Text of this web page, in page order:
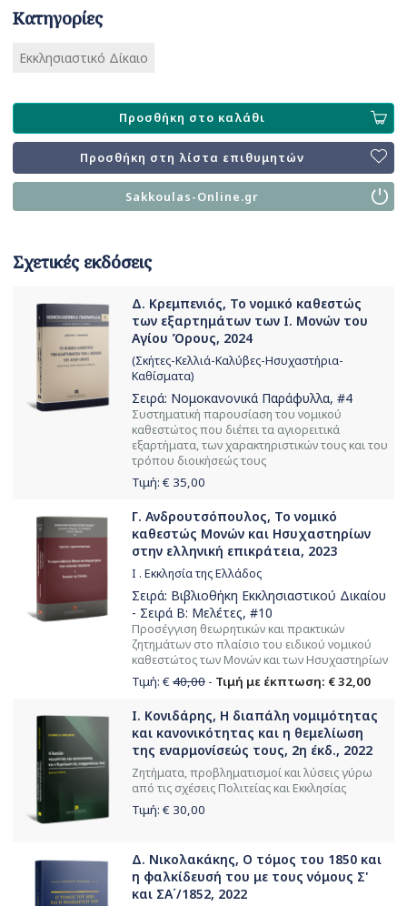
Κατηγορίες
Εκκλησιαστικό Δίκαιο
Προσθήκη στο καλάθι
Προσθήκη στη λίστα επιθυμητών
Sakkoulas-Online.gr
Σχετικές εκδόσεις
Δ. Κρεμπενιός, Το νομικό καθεστώς
των εξαρτημάτων των Ι. Μονών του
Αγίου Όρους, 2024
(Σκήτες-Κελλιά-Καλύβες-Ησυχαστήρια-
Καθίσματα)
Σειρά: Νομοκανονικά Παράφυλλα, #4
Συστηματική παρουσίαση του νομικού
καθεστώτος που διέπει τα αγιορειτικά
εξαρτήματα, των χαρακτηριστικών τους και του
τρόπου διοικήσεώς τους
Τιμή: € 35,00
Γ. Ανδρουτσόπουλος, Το νομικό
καθεστώς Μονών και Hσυχαστηρίων
στην ελληνική επικράτεια, 2023
I . Εκκλησία της Ελλάδος
Σειρά: Βιβλιοθήκη Εκκλησιαστικού Δικαίου
- Σειρά Β: Μελέτες, #10
Προσέγγιση θεωρητικών και πρακτικών
ζητημάτων στο πλαίσιο του ειδικού νομικού
καθεστώτος των Μονών και των Ησυχαστηρίων
Τιμή: € 40,00 - Τιμή με έκπτωση: € 32,00
Ι. Κονιδάρης, Η διαπάλη νομιμότητας
και κανονικότητας και η θεμελίωση
της εναρμονίσεώς τους, 2η έκδ., 2022
Ζητήματα, προβληματισμοί και λύσεις γύρω
από τις σχέσεις Πολιτείας και Εκκλησίας
Τιμή: € 30,00
Δ. Νικολακάκης, Ο τόμος του 1850 και
η φαλκίδευσή του με τους νόμους Σ'
και ΣΑ΄/1852, 2022